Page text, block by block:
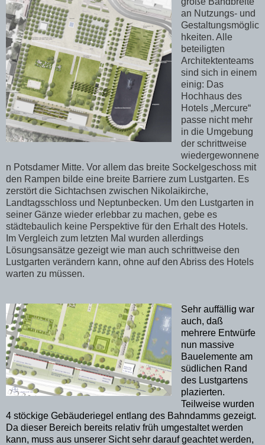
an Nutzungs- und
Gestaltungsmöglic
hkeiten. Alle
beteiligten
Architektenteams
sind sich in einem
einig: Das
Hochhaus des
Hotels „Mercure“
passe nicht mehr
in die Umgebung
der schrittweise
wiedergewonnene
n Potsdamer Mitte. Vor allem das breite Sockelgeschoss mit
den Rampen bilde eine breite Barriere zum Lustgarten. Es
zerstört die Sichtachsen zwischen Nikolaikirche,
Landtagsschloss und Neptunbecken. Um den Lustgarten in
seiner Gänze wieder erlebbar zu machen, gebe es
städtebaulich keine Perspektive für den Erhalt des Hotels.
Im Vergleich zum letzten Mal wurden allerdings
Lösungsansätze gezeigt wie man auch schrittweise den
Lustgarten verändern kann, ohne auf den Abriss des Hotels
warten zu müssen.
Sehr auffällig war
auch, daß
mehrere Entwürfe
nun massive
Bauelemente am
südlichen Rand
des Lustgartens
plazierten.
Teilweise wurden
4 stöckige Gebäuderiegel entlang des Bahndamms gezeigt.
Da dieser Bereich bereits relativ früh umgestaltet werden
kann, muss aus unserer Sicht sehr darauf geachtet werden,